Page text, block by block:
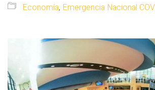
Economía, Emergencia Nacional